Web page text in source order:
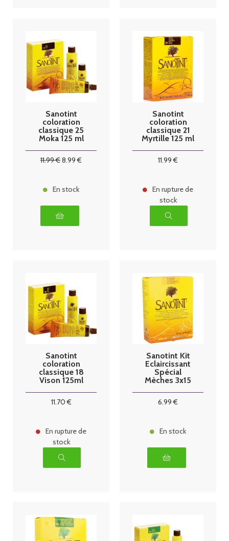
Sanotint
coloration
classique 25
Moka 125 ml
11.99€8.99 €
En stock
Sanotint
coloration
classique 21
Myrtille 125 ml
11.99 €
En rupture de
stock
Sanotint
coloration
classique 18
Vison 125ml
11.70€
En rupture de
stock
Sanotint Kit
Eclaircissant
Spécial
Mèches 3x15
6.99 €
En stock